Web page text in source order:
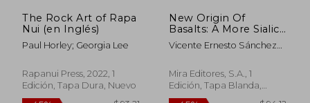
The Rock Art of Rapa
Nui (en Inglés)
Paul Horley; Georgia Lee
Rapanui Press, 2022, 1
Edición, Tapa Dura, Nuevo
New Origin Of
Basalts: A More Sialic
Upper Mantle (en
Inglés)
Vicente Ernesto Sánchez
Mira Editores, S.A., 1
Edición, Tapa Blanda,
Nuevo